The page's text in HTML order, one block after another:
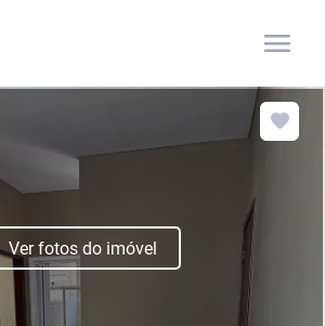
menu
Ver fotos do imóvel